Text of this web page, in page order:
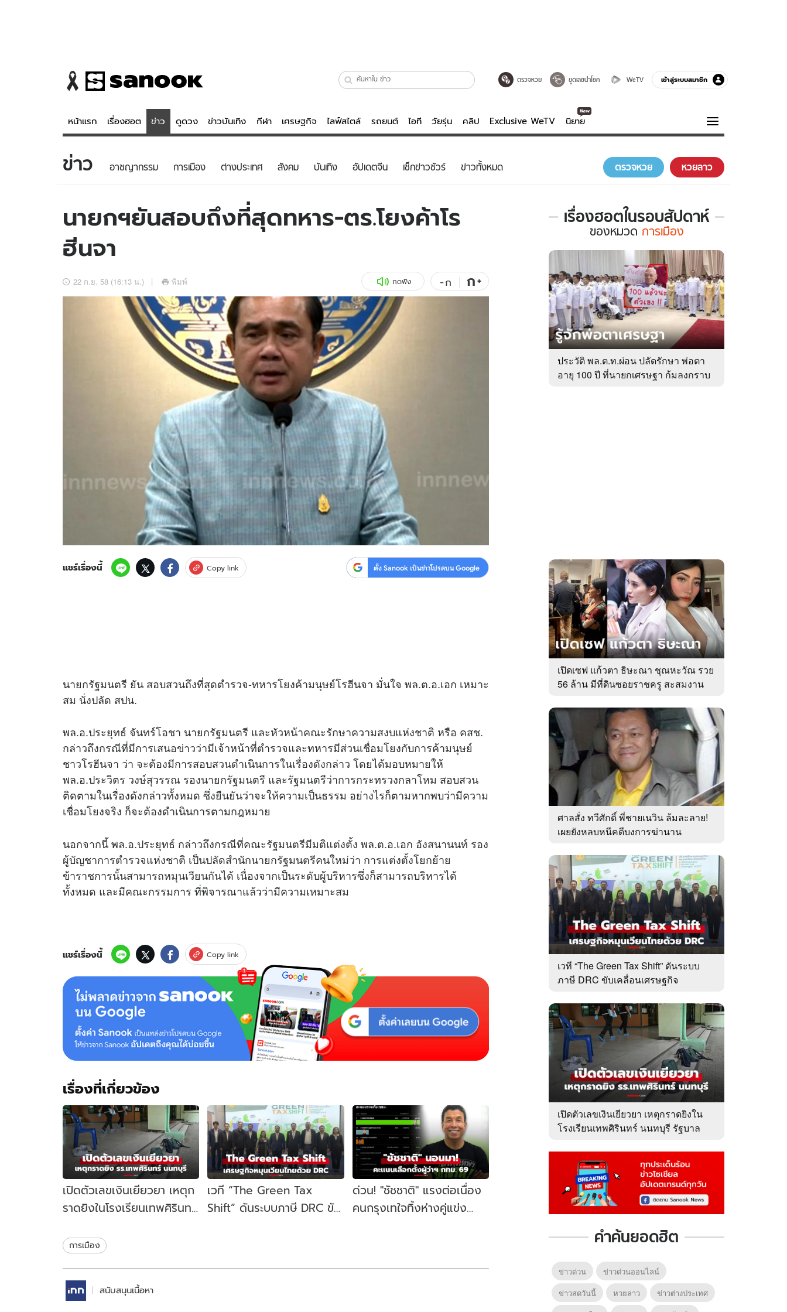
ตรวจหวย ขูดเลขนำโชค WeTV เข้าสู่ระบบสมาชิก
หน้าแรก เรื่องฮอต ข่าว ดูดวง ข่าวบันเทิง กีฬา เศรษฐกิจ ไลฟ์สไตล์ รถยนต์ ไอที วัยรุ่น คลิป Exclusive WeTV นิยาย
ข่าว
ข่าวบันเทิง
ข่าวกีฬา
ข่าวเศรษฐกิจ
อัปเดตจีน
เช็กข่าวชัวร์
ดูดวง - ตรวจหวย
สถิติหวยไทย
ไลฟ์สไตล์
วัยรุ่น
สุขภาพ
เที่ยว-กิน
Tasteful Thailand
Sanook Choice
บันเทิงครบรส
ดูทีวี
WeTV
ความรู้รอบตัว
ฮาวทู
ติดตามสนุกโซเชียลได้ที่
บริษัท อิมเมจ ฟิวเจอร์ (ประเทศไทย) จำกัด
ข่าว อาชญากรรม การเมือง ต่างประเทศ สังคม บันเทิง อัปเดตจีน เช็กข่าวชัวร์ ข่าวทั้งหมด ตรวจหวย หวยลาว
นายกฯยันสอบถึงที่สุดทหาร-ตร.โยงค้าโร
ฮีนจา
22 ก.ย. 58 (16:13 น.) พิมพ์ กดฟัง -ก ก+
แชร์เรื่องนี้ Copy link ตั้ง Sanook เป็นข่าวโปรดบน Google
นายกรัฐมนตรี ยัน สอบสวนถึงที่สุดตำรวจ-ทหารโยงค้ามนุษย์โรฮีนจา มั่นใจ พล.ต.อ.เอก เหมาะ
สม นั่งปลัด สปน.
พล.อ.ประยุทธ์ จันทร์โอชา นายกรัฐมนตรี และหัวหน้าคณะรักษาความสงบแห่งชาติ หรือ คสช.
กล่าวถึงกรณีที่มีการเสนอข่าวว่ามีเจ้าหน้าที่ตำรวจและทหารมีส่วนเชื่อมโยงกับการค้ามนุษย์
ชาวโรฮีนจา ว่า จะต้องมีการสอบสวนดำเนินการในเรื่องดังกล่าว โดยได้มอบหมายให้
พล.อ.ประวิตร วงษ์สุวรรณ รองนายกรัฐมนตรี และรัฐมนตรีว่าการกระทรวงกลาโหม สอบสวน
ติดตามในเรื่องดังกล่าวทั้งหมด ซึ่งยืนยันว่าจะให้ความเป็นธรรม อย่างไรก็ตามหากพบว่ามีความ
เชื่อมโยงจริง ก็จะต้องดำเนินการตามกฎหมาย
นอกจากนี้ พล.อ.ประยุทธ์ กล่าวถึงกรณีที่คณะรัฐมนตรีมีมติแต่งตั้ง พล.ต.อ.เอก อังสนานนท์ รอง
ผู้บัญชาการตำรวจแห่งชาติ เป็นปลัดสำนักนายกรัฐมนตรีคนใหม่ว่า การแต่งตั้งโยกย้าย
ข้าราชการนั้นสามารถหมุนเวียนกันได้ เนื่องจากเป็นระดับผู้บริหารซึ่งก็สามารถบริหารได้
ทั้งหมด และมีคณะกรรมการ ที่พิจารณาแล้วว่ามีความเหมาะสม
แชร์เรื่องนี้ Copy link
เรื่องที่เกี่ยวข้อง
เปิดตัวเลขเงินเยียวยา เหตุก
ราดยิงในโรงเรียนเทพศิรินทร์
เวที “The Green Tax
Shift” ดันระบบภาษี DRC ขับ
ด่วน! "ชัชชาติ" แรงต่อเนื่อง
คนกรุงเทใจทิ้งห่างคู่แข่ง
การเมือง
สนับสนุนเนื้อหา
เรื่องฮอตในรอบสัปดาห์
เรื่อง
ใน
สัปดาห์
ของ
หมวด
การเมือง
ของหมวด การเมือง
ประวัติ พล.ต.ท.ผ่อน ปลัดรักษา พ่อตา
อายุ 100 ปี ที่นายกเศรษฐา ก้มลงกราบ
เปิดเซฟ แก้วตา ธิษะณา ชุณหะวัณ รวย
56 ล้าน มีที่ดินซอยราชครู สะสมงาน
ศาลสั่ง ทวีศักดิ์ พี่ชายเนวิน ล้มละลาย!
เผยยังหลบหนีคดีบงการฆ่านาน
เวที “The Green Tax Shift” ดันระบบ
ภาษี DRC ขับเคลื่อนเศรษฐกิจ
เปิดตัวเลขเงินเยียวยา เหตุกราดยิงใน
โรงเรียนเทพศิรินทร์ นนทบุรี รัฐบาล
คำค้นยอดฮิต
ข่าวด่วน
ข่าวด่วนออนไลน์
ข่าวสดวันนี้
หวยลาว
ข่าวต่างประเทศ